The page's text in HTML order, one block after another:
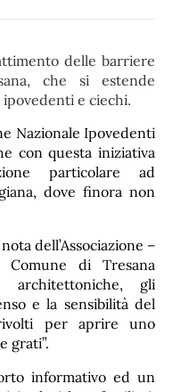
delle barriere
che si estende
e ciechi.
Nazionale Ipovedenti
con questa iniziativa
particolare ad
dove finora non
dell’Associazione –
di Tresana
architettoniche, gli
e la sensibilità del
per aprire uno
grati”.
informativo ed un